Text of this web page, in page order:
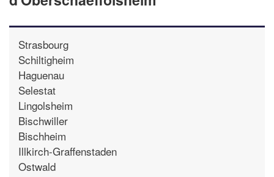
Strasbourg
Schiltigheim
Haguenau
Selestat
Lingolsheim
Bischwiller
Bischheim
Illkirch-Graffenstaden
Ostwald